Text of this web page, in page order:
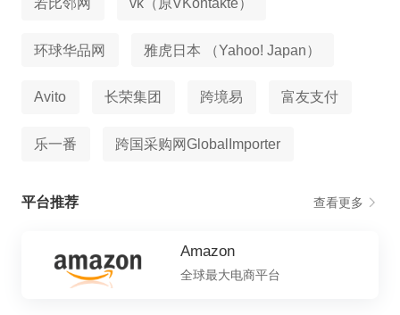
若比邻网 vk（原VKontakte）
环球华品网 雅虎日本 （Yahoo! Japan）
Avito 长荣集团 跨境易 富友支付
乐一番 跨国采购网GlobalImporter
平台推荐 查看更多
Amazon
全球最大电商平台